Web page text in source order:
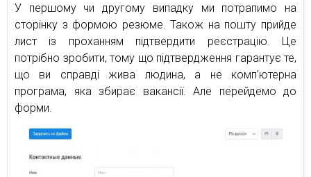
У першому чи другому випадку ми потрапимо на
сторінку з формою резюме. Також на пошту прийде
лист із проханням підтвердити реєстрацію. Це
потрібно зробити, тому що підтвердження гарантує те,
що ви справді жива людина, а не комп’ютерна
програма, яка збирає вакансії. Але перейдемо до
форми.